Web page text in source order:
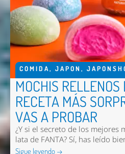
COMIDA, JAPON ,
MOCHIS
RECETA MÁS
VAS A PROBAR
¿Y si el secreto de los mejores
lata de FANTA? Sí, has leído
Sigue leyendo →